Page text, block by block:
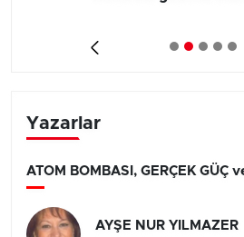
Yazarlar
ATOM BOMBASI, GERÇEK GÜÇ
AYŞE NUR YILMAZER